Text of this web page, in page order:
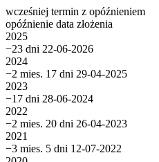
wcześniej termin z opóźnieniem
opóźnienie data złożenia
2025
−23 dni 22-06-2026
2024
−2 mies. 17 dni 29-04-2025
2023
−17 dni 28-06-2024
2022
−2 mies. 20 dni 26-04-2023
2021
−3 mies. 5 dni 12-07-2022